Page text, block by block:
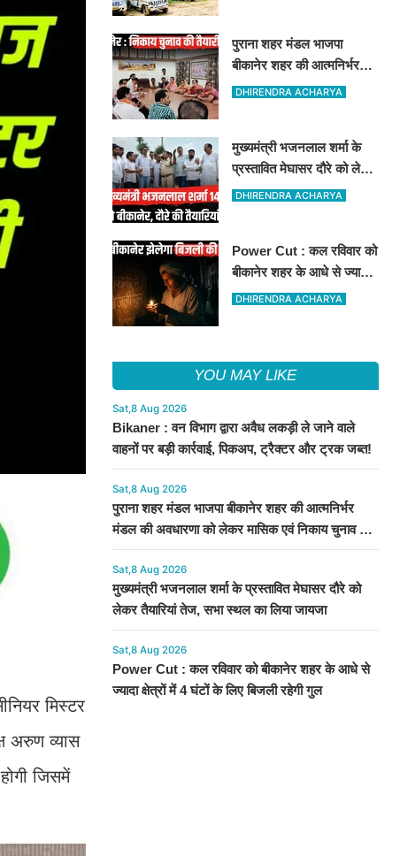
मिस्टर
अरुण व्यास
जिसमें
पुराना शहर मंडल भाजपा
बीकानेर शहर की आत्मनिर्भर
मंडल की अवधारणा को लेकर
DHIRENDRA ACHARYA
मुख्यमंत्री भजनलाल शर्मा के
प्रस्तावित मेघासर दौरे को लेकर
तैयारियां तेज, सभा स्थल का
DHIRENDRA ACHARYA
Power Cut : कल रविवार को
बीकानेर शहर के आधे से ज्यादा
क्षेत्रों में 4 घंटों के लिए बिजली
DHIRENDRA ACHARYA
YOU MAY LIKE
Sat,8 Aug 2026
Bikaner : वन विभाग द्वारा अवैध लकड़ी ले जाने वाले
वाहनों पर बड़ी कार्रवाई, पिकअप, ट्रैक्टर और ट्रक जब्त!
Sat,8 Aug 2026
पुराना शहर मंडल भाजपा बीकानेर शहर की आत्मनिर्भर
मंडल की अवधारणा को लेकर मासिक एवं निकाय चुनाव की
तैयारी बैठक सम्पन्न"
Sat,8 Aug 2026
मुख्यमंत्री भजनलाल शर्मा के प्रस्तावित मेघासर दौरे को
लेकर तैयारियां तेज, सभा स्थल का लिया जायजा
Sat,8 Aug 2026
Power Cut : कल रविवार को बीकानेर शहर के आधे से
ज्यादा क्षेत्रों में 4 घंटों के लिए बिजली रहेगी गुल